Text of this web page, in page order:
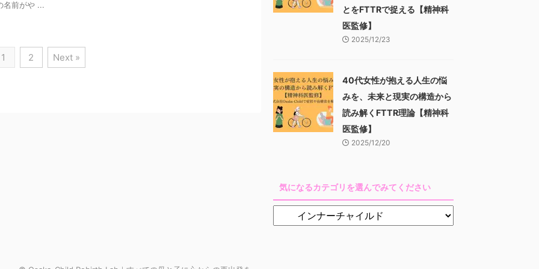
名前がや ...
1 2 Next »
とをFTTRで捉える【精神科
医監修】
2025/12/23
40代女性が抱える人生の悩
みを、未来と現実の構造から
読み解くFTTR理論【精神科
医監修】
2025/12/20
気になるカテゴリを選んでみてください